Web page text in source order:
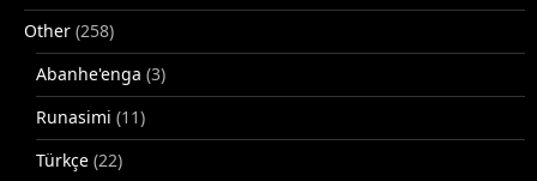
Other (258)
Abanhe'enga (3)
Runasimi (11)
Türkçe (22)